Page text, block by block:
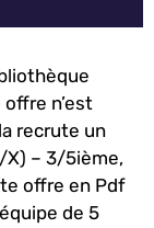
n’est
recrute un
– 3/5ième,
offre en Pdf
de 5